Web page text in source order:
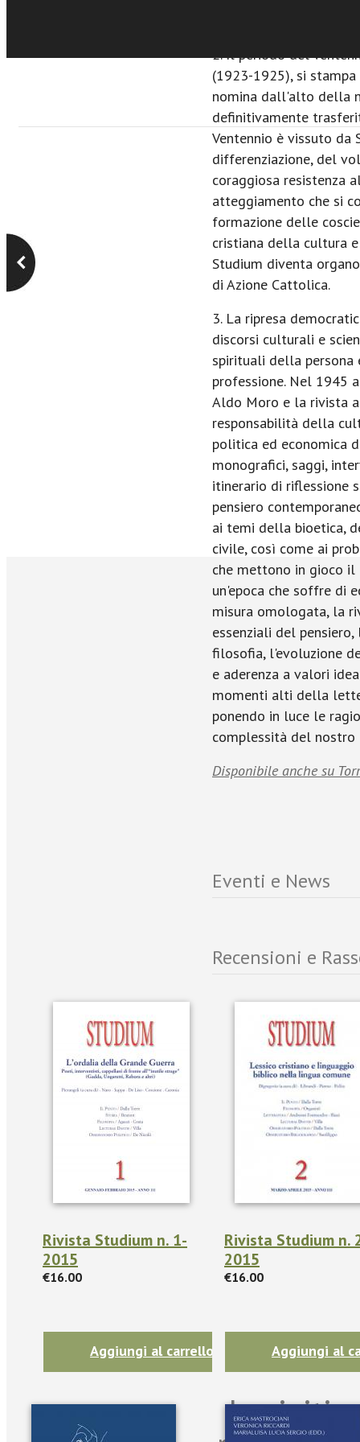
2. Il periodo del
(1923-1925), si
nomina dall'alto della
definitivamente
Ventennio è vissuto
differenziazione, del
coraggiosa resistenza
atteggiamento che si
formazione delle
cristiana della cultura
Studium diventa
di Azione Cattolica.
3. La ripresa
discorsi culturali e
spirituali della
professione. Nel 1945
Aldo Moro e la rivista
responsabilità della
politica ed economica
monografici, saggi,
itinerario di riflessione
pensiero
ai temi della bioetica,
civile, così come ai
che mettono in gioco il
un'epoca che soffre di
misura omologata, la
essenziali del
filosofia, l'evoluzione
e aderenza a valori
momenti alti della
ponendo in luce le
complessità del nostro
Disponibile anche su
Eventi e News
Recensioni e
Rivista Studium n. 1-
2015
€16.00
Aggiungi al carrello
Rivista Studium n.
2015
€16.00
Aggiungi al
Iscriviti